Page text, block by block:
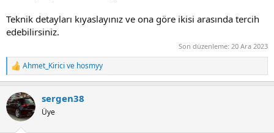
Teknik detayları kıyaslayınız ve ona göre ikisi arasında tercih
edebilirsiniz.
Son düzenleme: 20 Ara 2023
T
e
k
i
l
Ahmet_Kirici ve hosmyy
sergen38
Üye